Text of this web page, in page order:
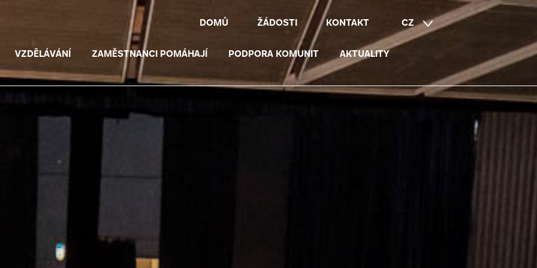
DOMŮ ŽÁDOSTI KONTAKT CZ
VZDĚLÁVÁNÍ ZAMĚSTNANCI POMÁHAJÍ PODPORA KOMUNIT AKTUALITY